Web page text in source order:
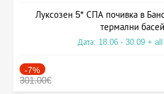
Луксозен 5* СПА почивка в
термални
Дата: 18.06 - 30.09 +
-7%
301.00€